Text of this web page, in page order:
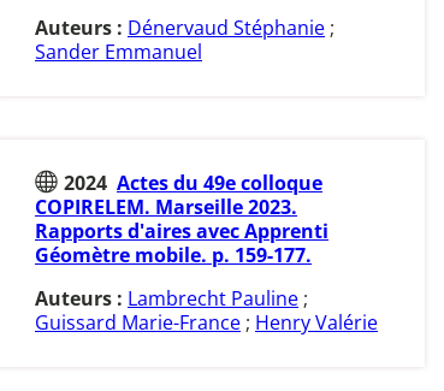
Auteurs : Dénervaud Stéphanie;
Sander Emmanuel
2024 Actes du 49e colloque
COPIRELEM. Marseille 2023.
Rapports d'aires avec Apprenti
Géomètre mobile. p. 159-177.
Auteurs : Lambrecht Pauline ;
Guissard Marie-France ; Henry Valérie